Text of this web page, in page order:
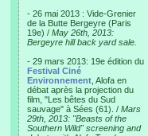
- 26 mai 2013 : Vide-Grenier
de la Butte Bergeyre (Paris
19e) / May 26th, 2013:
Bergeyre hill back yard sale.
- 29 mars 2013: 19e édition du
Festival Ciné
Environnement , Alofa en
débat après la projection du
film, "Les bêtes du Sud
sauvage" à Sées (61). / Mars
29th, 2013: "Beasts of the
Southern Wild" screening and